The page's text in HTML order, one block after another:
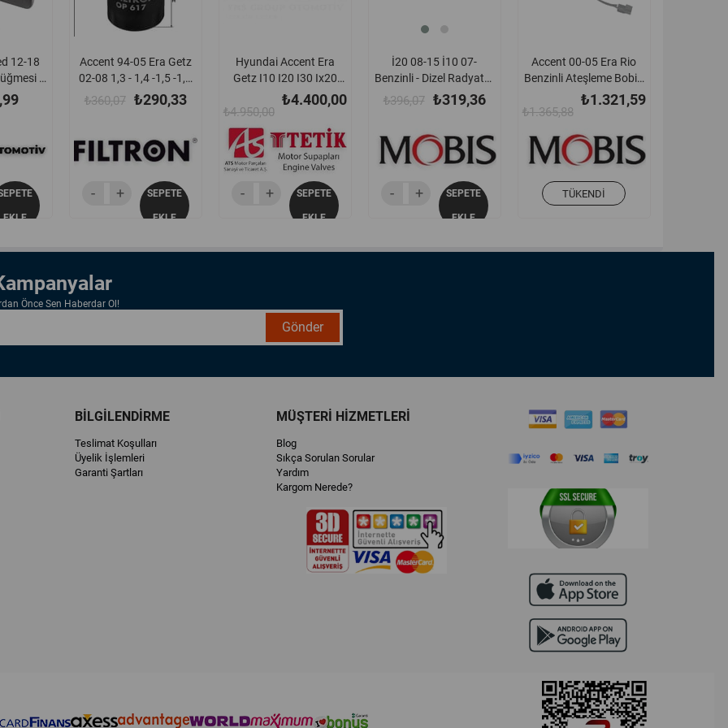
12-18
-
EKLE
Accent 94-05 Era Getz
02-08 1,3 - 1,4 -1,5 -1,6
Benzinli Yağ Filtresi -
₺290,33
₺360,07
SEPETE
EKLE
Hyundai Accent Era
Getz I10 I20 I30 Ix20
Matrix 05-19 Kia Carens
Ceed Cerato Picanto Rip
Soul Venga 05-19 1.4 -
1.5 - 1.6 Crdi Dizel
Subap Takımı Tetik -
Hyu105
₺4.400,00
₺4.950,00
SEPETE
EKLE
İ20 08-15 İ10 07-
Benzinli - Dizel Radyatör
Üst Bağlantı Ayağı
Büyük - 253331j050
₺319,36
₺396,07
SEPETE
EKLE
Accent 00-05 Era Rio
Benzinli Ateşleme Bobin
Kablosu Orjinal -
2735026620
₺1.321,59
₺1.365,88
TÜKENDI
Önce Sen Haberdar Ol!
Gönder
BİLGİLENDİRME
Teslimat Koşulları
Üyelik İşlemleri
Garanti Şartları
MÜŞTERİ HİZMETLERİ
Blog
Sıkça Sorulan Sorular
Yardım
Kargom Nerede?